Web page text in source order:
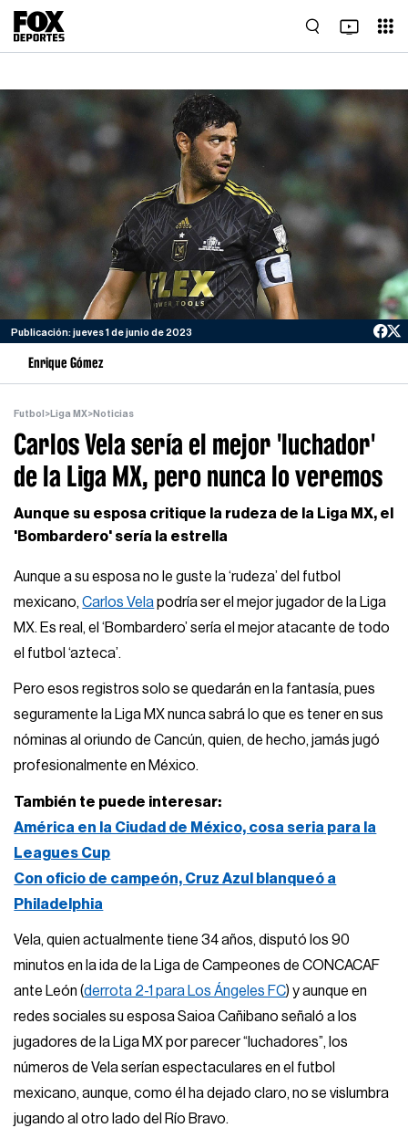
Publicación: jueves 1 de junio de 2023
Enrique Gómez
Futbol >Liga MX>Noticias
Carlos Vela sería el mejor 'luchador'
de la Liga MX, pero nunca lo veremos
Aunque su esposa critique la rudeza de la Liga MX, el
'Bombardero' sería la estrella
Aunque a su esposa no le guste la ‘rudeza’ del futbol
mexicano,Carlos Velapodría ser el mejor jugador de la Liga
MX. Es real, el ‘Bombardero’ sería el mejor atacante de todo
el futbol ‘azteca’.
Pero esos registros solo se quedarán en la fantasía, pues
seguramente la Liga MX nunca sabrá lo que es tener en sus
nóminas al oriundo de Cancún, quien, de hecho, jamás jugó
profesionalmente en México.
También te puede interesar:
América en la Ciudad de México, cosa seria para la
Leagues Cup
Con oficio de campeón, Cruz Azul blanqueó a
Philadelphia
Vela, quien actualmente tiene 34 años, disputó los 90
minutos en la ida de la Liga de Campeones de CONCACAF
ante León (derrota 2-1 para Los Ángeles FC) y aunque en
redes sociales su esposa Saioa Cañibano señaló a los
jugadores de la Liga MX por parecer “luchadores”, los
números de Vela serían espectaculares en el futbol
mexicano, aunque, como él ha dejado claro, no se vislumbra
jugando al otro lado del Río Bravo.